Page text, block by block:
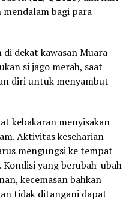
mendalam bagi para
dekat kawasan Muara
si jago merah, saat
diri untuk menyambut
kebakaran menyisakan
Aktivitas keseharian
mengungsi ke tempat
yang berubah-ubah
kecemasan bahkan
tidak ditangani dapat